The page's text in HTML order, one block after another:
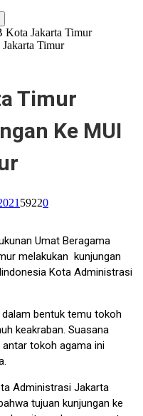
Kota Jakarta Timur
Timur
Timur
Ke MUI
59220
Umat Beragama
melakukan kunjungan
Kota Administrasi
bentuk temu tokoh
keakraban. Suasana
tokoh agama ini
Administrasi Jakarta
tujuan kunjungan ke